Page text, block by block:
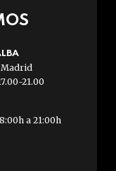
Madrid
21.00
a 21:00h